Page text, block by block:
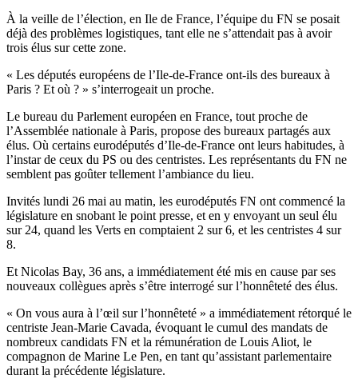
À la veille de l’élection, en Ile de France, l’équipe du FN se posait
déjà des problèmes logistiques, tant elle ne s’attendait pas à avoir
trois élus sur cette zone.
« Les députés européens de l’Ile-de-France ont-ils des bureaux à
Paris ? Et où ? » s’interrogeait un proche.
Le bureau du Parlement européen en France, tout proche de
l’Assemblée nationale à Paris, propose des bureaux partagés aux
élus. Où certains eurodéputés d’Ile-de-France ont leurs habitudes, à
l’instar de ceux du PS ou des centristes. Les représentants du FN ne
semblent pas goûter tellement l’ambiance du lieu.
Invités lundi 26 mai au matin, les eurodéputés FN ont commencé la
législature en snobant le point presse, et en y envoyant un seul élu
sur 24, quand les Verts en comptaient 2 sur 6, et les centristes 4 sur
8.
Et Nicolas Bay, 36 ans, a immédiatement été mis en cause par ses
nouveaux collègues après s’être interrogé sur l’honnêteté des élus.
« On vous aura à l’œil sur l’honnêteté » a immédiatement rétorqué le
centriste Jean-Marie Cavada, évoquant le cumul des mandats de
nombreux candidats FN et la rémunération de Louis Aliot, le
compagnon de Marine Le Pen, en tant qu’assistant parlementaire
durant la précédente législature.